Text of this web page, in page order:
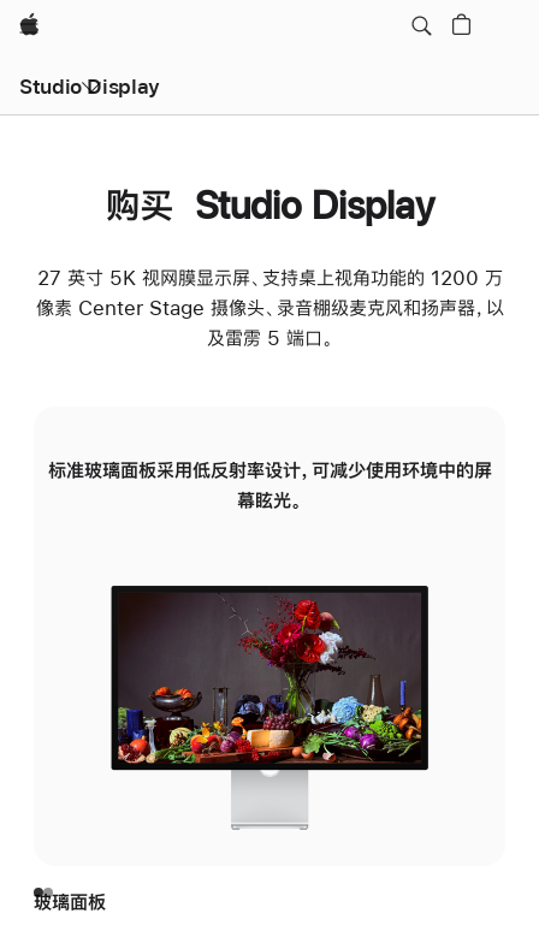
Apple
Studio Display
购买 Studio Display
27 英寸 5K 视网膜显示屏、支持桌上视角功能的 1200 万
像素 Center Stage 摄像头、录音棚级麦克风和扬声器，以
及雷雳 5 端口。
标准玻璃面板采用低反射率设计，可减少使用环境中的屏
幕眩光。
玻璃面板